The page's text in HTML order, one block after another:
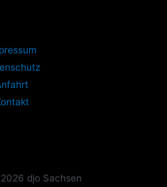
djo Sachsen